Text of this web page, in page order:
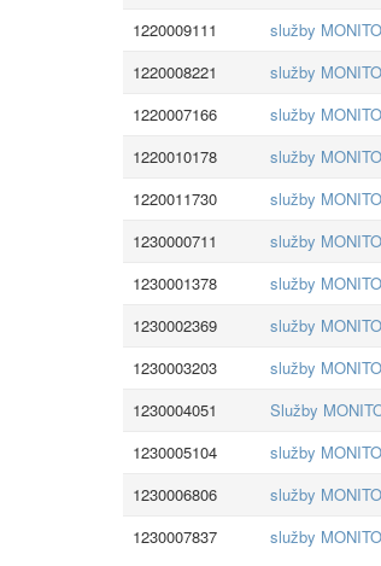
1220009111
služby
1220008221
služby
1220007166
služby
1220010178
služby
1220011730
služby
1230000711
služby
1230001378
služby
1230002369
služby
1230003203
služby
1230004051
Služby
1230005104
služby
1230006806
služby
1230007837
služby